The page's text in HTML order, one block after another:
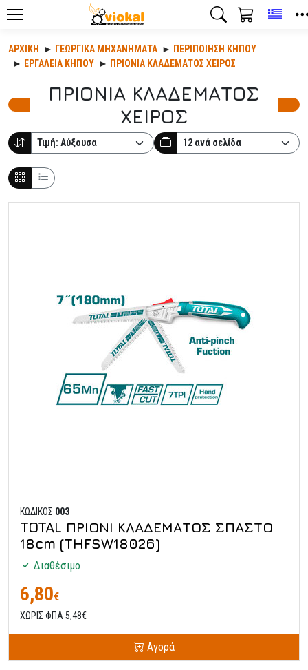
ΑΡΧΙΚΉ ΓΕΩΡΓΙΚΆ ΜΗΧΑΝΉΜΑΤΑ
ΠΕΡΙΠΟΊΗΣΗ ΚΉΠΟΥ
ΕΡΓΑΛΕΙΑ ΚΗΠΟΥ
ΠΡΙΟΝΙΑ ΚΛΑΔΕΜΑΤΟΣ ΧΕΙΡΟΣ
ΠΡΙΟΝΙΑ ΚΛΑΔΕΜΑΤΟΣ
ΧΕΙΡΟΣ
ΚΩΔΙΚΟΣ 003
TOTAL ΠΡΙΟΝΙ ΚΛΑΔΕΜΑΤΟΣ ΣΠΑΣΤΟ
18cm (THFSW18026)
Διαθέσιμο
6,80€
ΧΩΡΙΣ ΦΠΑ 5,48€
Αγορά